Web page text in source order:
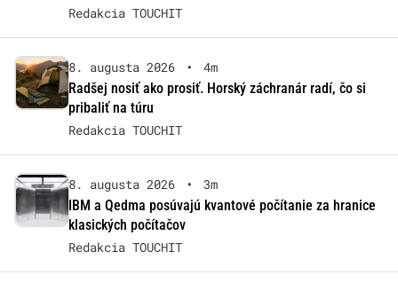
Redakcia TOUCHIT
8. augusta 2026 •
4m
Radšej nosiť ako prosiť. Horský záchranár radí, čo si
pribaliť na túru
Redakcia TOUCHIT
8. augusta 2026 •
3m
IBM a Qedma posúvajú kvantové počítanie za hranice
klasických počítačov
Redakcia TOUCHIT